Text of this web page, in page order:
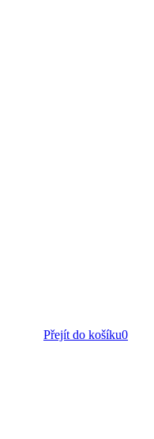
Přejít do košíku0